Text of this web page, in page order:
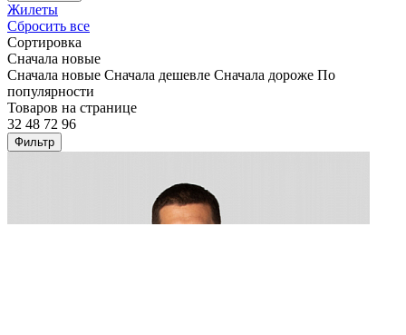
Жилеты
Сбросить все
Сортировка
Сначала новые
Сначала новые Сначала дешевле Сначала дороже По
популярности
Товаров на странице
32 48 72 96
Фильтр